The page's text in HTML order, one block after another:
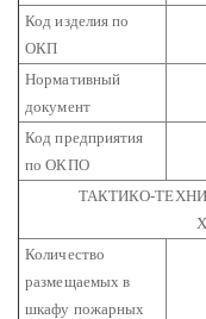
Код изделия по
ОКП
Нормативный
документ
Код предприятия
по ОКПО
ТАКТИКО-
Количество
размещаемых в
шкафу пожарных